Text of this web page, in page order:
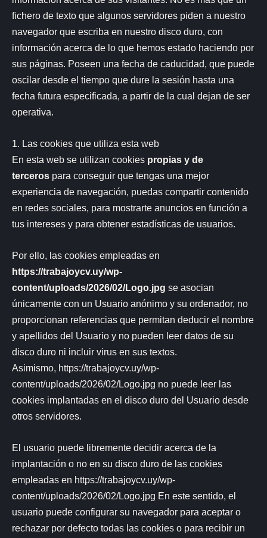
fichero de texto que algunos servidores piden a nuestro
navegador que escriba en nuestro disco duro, con
información acerca de lo que hemos estado haciendo por
sus páginas. Poseen una fecha de caducidad, que puede
oscilar desde el tiempo que dure la sesión hasta una
fecha futura especificada, a partir de la cual dejan de ser
operativa.
1. Las cookies que utiliza esta web
En esta web se utilizan cookies propias y de
terceros para conseguir que tengas una mejor
experiencia de navegación, puedas compartir contenido
en redes sociales, para mostrarte anuncios en función a
tus intereses y para obtener estadísticas de usuarios.
Por ello, las cookies empleadas en
https://trabajoycv.uy/wp-
content/uploads/2026/02/Logo.jpg se asocian
únicamente con un Usuario anónimo y su ordenador, no
proporcionan referencias que permitan deducir el nombre
y apellidos del Usuario y no pueden leer datos de su
disco duro ni incluir virus en sus textos.
Asimismo, https://trabajoycv.uy/wp-
content/uploads/2026/02/Logo.jpg no puede leer las
cookies implantadas en el disco duro del Usuario desde
otros servidores.
El usuario puede libremente decidir acerca de la
implantación o no en su disco duro de las cookies
empleadas en https://trabajoycv.uy/wp-
content/uploads/2026/02/Logo.jpg En este sentido, el
usuario puede configurar su navegador para aceptar o
rechazar por defecto todas las cookies o para recibir un